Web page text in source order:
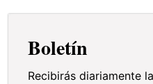
Boletín
Recibirás diariamente